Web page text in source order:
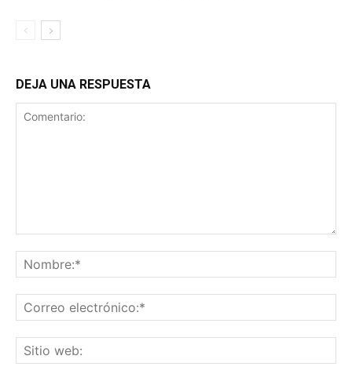
DEJA UNA RESPUESTA